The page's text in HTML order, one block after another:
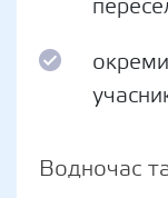
Водночас